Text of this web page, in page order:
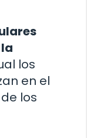
los
en el
los